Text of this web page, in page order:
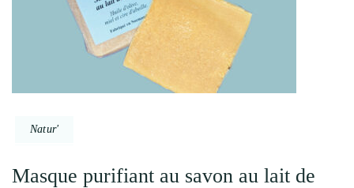
Natur'
Masque purifiant au savon au lait de